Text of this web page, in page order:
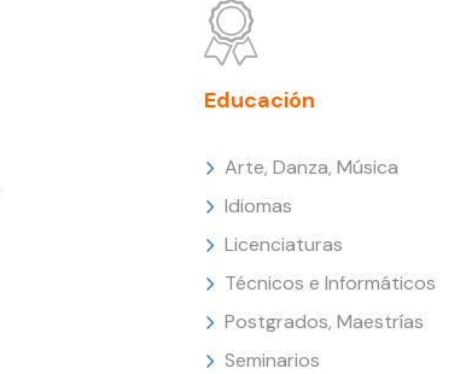
Educación
Arte, Danza, Música
Idiomas
Licenciaturas
Técnicos e Informáticos
Postgrados, Maestrías
Seminarios